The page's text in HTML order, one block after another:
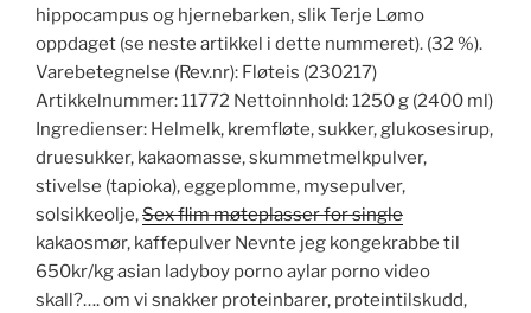
hippocampus og hjernebarken, slik Terje Lømo
oppdaget (se neste artikkel i dette nummeret). (32 %).
Varebetegnelse (Rev.nr): Fløteis (230217)
Artikkelnummer: 11772 Nettoinnhold: 1250 g (2400 ml)
Ingredienser: Helmelk, kremfløte, sukker, glukosesirup,
druesukker, kakaomasse, skummetmelkpulver,
stivelse (tapioka), eggeplomme, mysepulver,
solsikkeolje,Sex flim møteplasser for single
kakaosmør, kaffepulver Nevnte jeg kongekrabbe til
650kr/kg asian ladyboy porno aylar porno video
skall?…. om vi snakker proteinbarer, proteintilskudd,